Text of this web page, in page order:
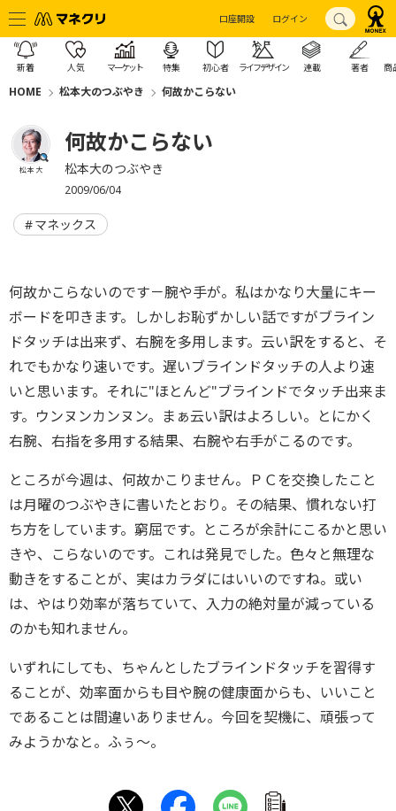
口座開設 ログイン
新着 人気 マーケット 特集 初心者 ライフデザイン 連載 著者 商
HOME 松本大のつぶやき 何故かこらない
松本 大
何故かこらない
松本大のつぶやき
2009/06/04
マネックス
何故かこらないのです－腕や手が。私はかなり大量にキー
ボードを叩きます。しかしお恥ずかしい話ですがブライン
ドタッチは出来ず、右腕を多用します。云い訳をすると、そ
れでもかなり速いです。遅いブラインドタッチの人より速
いと思います。それに"ほとんど"ブラインドでタッチ出来ま
す。ウンヌンカンヌン。まぁ云い訳はよろしい。とにかく
右腕、右指を多用する結果、右腕や右手がこるのです。
ところが今週は、何故かこりません。ＰＣを交換したこと
は月曜のつぶやきに書いたとおり。その結果、慣れない打
ち方をしています。窮屈です。ところが余計にこるかと思い
きや、こらないのです。これは発見でした。色々と無理な
動きをすることが、実はカラダにはいいのですね。或い
は、やはり効率が落ちていて、入力の絶対量が減っている
のかも知れません。
いずれにしても、ちゃんとしたブラインドタッチを習得す
ることが、効率面からも目や腕の健康面からも、いいこと
であることは間違いありません。今回を契機に、頑張って
みようかなと。ふぅ～。